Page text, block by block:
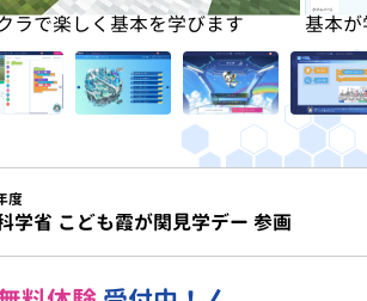
ラで楽しく基本を学びます 基本
度
学省 こども霞が関見学デー 参画